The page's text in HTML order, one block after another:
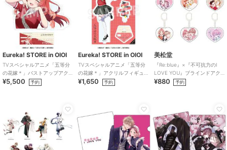
Eureka! STORE in OIOI
TVスペシャルアニメ「五等分
の花嫁＊」バストアップアク
リルメガスタンド 五月
¥5,500 予約
Eureka! STORE in OIOI
TVスペシャルアニメ「五等分
の花嫁＊」アクリルフィギュ
ア 五月
¥1,650 予約
美松堂
『Re:blue』×『不可抗力のI
LOVE YOU』ブラインドアク
リルキーホルダー（全6種）
¥880 予約